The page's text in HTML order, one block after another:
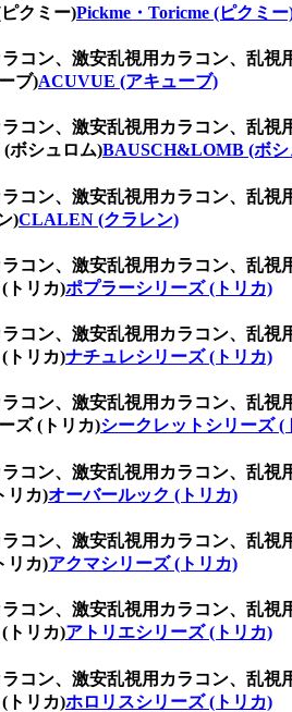
クミー)Pickme・Toricme (ピクミー
コン、激安乱視用カラコン、乱
ブ)ACUVUE (アキューブ)
コン、激安乱視用カラコン、乱
ボシュロム)BAUSCH&LOMB (ボシ
コン、激安乱視用カラコン、乱
)CLALEN (クラレン)
コン、激安乱視用カラコン、乱
トリカ)ポプラーシリーズ (トリカ)
コン、激安乱視用カラコン、乱
トリカ)ナチュレシリーズ (トリカ)
コン、激安乱視用カラコン、乱
ズ (トリカ)シークレットシリーズ (
コン、激安乱視用カラコン、乱
リカ)オーバールック (トリカ)
コン、激安乱視用カラコン、乱
リカ)アクマシリーズ (トリカ)
コン、激安乱視用カラコン、乱
トリカ)アトリエシリーズ (トリカ)
コン、激安乱視用カラコン、乱
トリカ)ホロリスシリーズ (トリカ)